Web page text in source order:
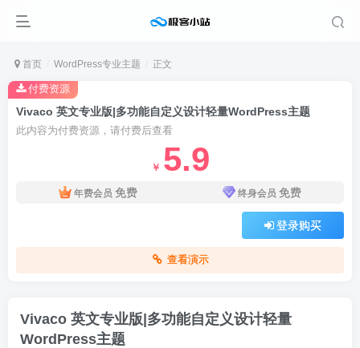
首页 WordPress专业主题 正文
Vivaco 英文专业版|多功能自定义设计轻量WordPress主题
此内容为付费资源，请付费后查看
￥ 5.9
年费会员 免费 终身会员 免费
登录购买
查看演示
付费资源
Vivaco 英文专业版|多功能自定义设计轻量
WordPress主题